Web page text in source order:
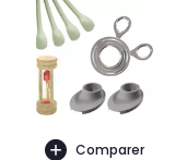
Comparer